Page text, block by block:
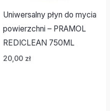
Uniwersalny płyn do mycia
powierzchni – PRAMOL
REDICLEAN 750ML
20,00 zł